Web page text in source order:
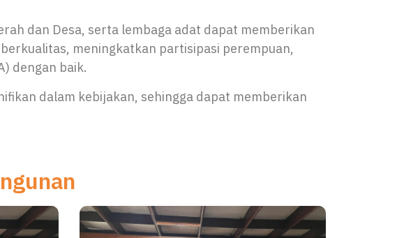
dan Desa, serta lembaga adat dapat memberikan
meningkatkan partisipasi perempuan,
dengan baik.
dalam kebijakan, sehingga dapat memberikan